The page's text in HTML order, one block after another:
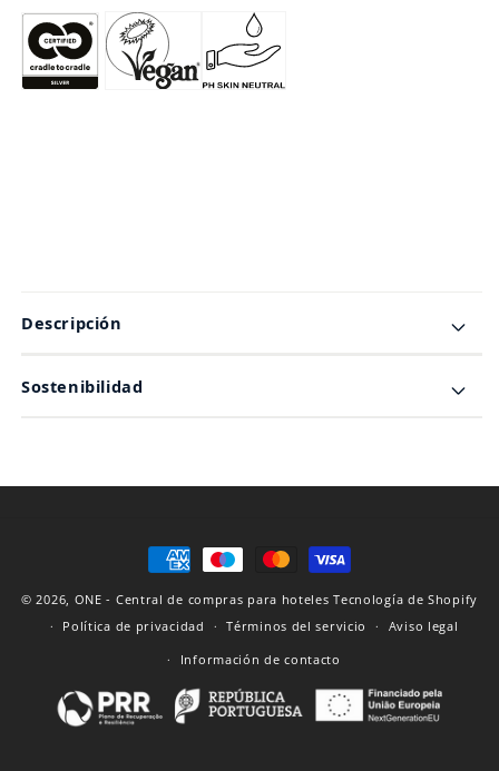
Descripción
Sostenibilidad
Formas
de
pago
© 2026, ONE - Central de compras para hoteles Tecnología de Shopify
Política de privacidad
Términos del servicio
Aviso legal
Información de contacto